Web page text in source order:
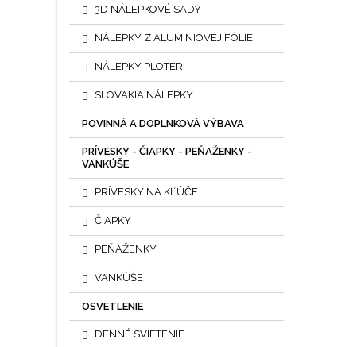
3D NÁLEPKOVÉ SADY
NÁLEPKY Z ALUMINIOVEJ FÓLIE
NÁLEPKY PLOTER
SLOVAKIA NÁLEPKY
POVINNÁ A DOPLNKOVÁ VÝBAVA
PRÍVESKY - ČIAPKY - PEŇAŽENKY -
VANKÚŠE
PRÍVESKY NA KĽÚČE
ČIAPKY
PEŇAŽENKY
VANKÚŠE
OSVETLENIE
DENNÉ SVIETENIE